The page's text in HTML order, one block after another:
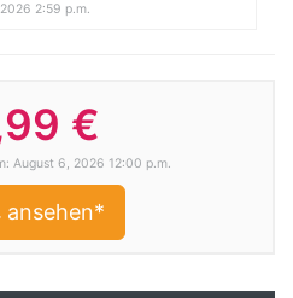
2:59 p.m.
€
August 6, 2026 12:00 p.m.
ansehen*